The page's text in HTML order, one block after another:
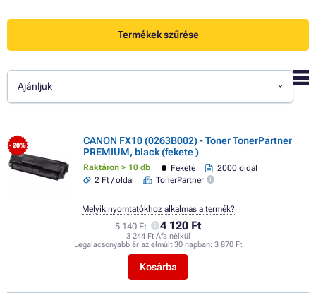
Termékek szűrése
Ajánljuk
- 20%
CANON FX10 (0263B002) - Toner TonerPartner
PREMIUM, black (fekete )
Raktáron > 10 db Fekete
2000 oldal
2 Ft / oldal
TonerPartner
5 140 Ft 4 120 Ft
3 244 Ft Áfa nélkül
Legalacsonyabb ár az elmúlt 30 napban: 3 870 Ft
Kosárba
Melyik nyomtatókhoz alkalmas a termék?